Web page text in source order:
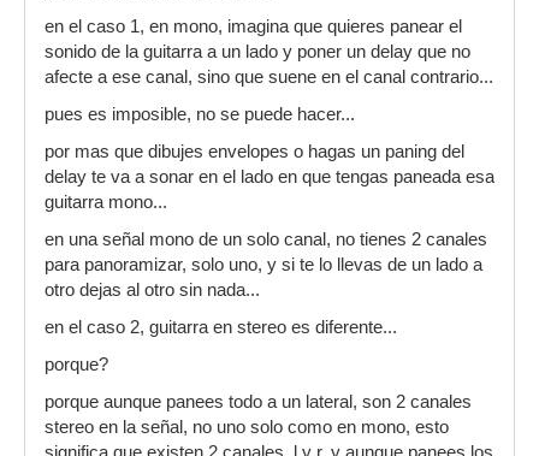
en el caso 1, en mono, imagina que quieres panear el
sonido de la guitarra a un lado y poner un delay que no
afecte a ese canal, sino que suene en el canal contrario...
pues es imposible, no se puede hacer...
por mas que dibujes envelopes o hagas un paning del
delay te va a sonar en el lado en que tengas paneada esa
guitarra mono...
en una señal mono de un solo canal, no tienes 2 canales
para panoramizar, solo uno, y si te lo llevas de un lado a
otro dejas al otro sin nada...
en el caso 2, guitarra en stereo es diferente...
porque?
porque aunque panees todo a un lateral, son 2 canales
stereo en la señal, no uno solo como en mono, esto